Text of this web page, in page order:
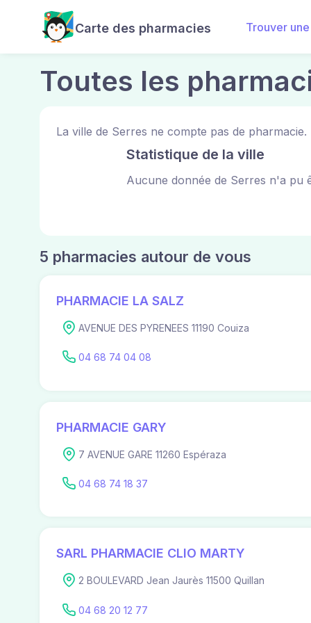
Carte des pharmacies Trouver
Toutes les
La ville de Serres ne compte pas de
Statistique de la ville
Aucune donnée de Serres n'a pu
5 pharmacies autour de vous
PHARMACIE LA SALZ
AVENUE DES PYRENEES 11190 Couiza
04 68 74 04 08
PHARMACIE GARY
7 AVENUE GARE 11260 Espéraza
04 68 74 18 37
SARL PHARMACIE CLIO MARTY
2 BOULEVARD Jean Jaurès 11500 Quillan
04 68 20 12 77